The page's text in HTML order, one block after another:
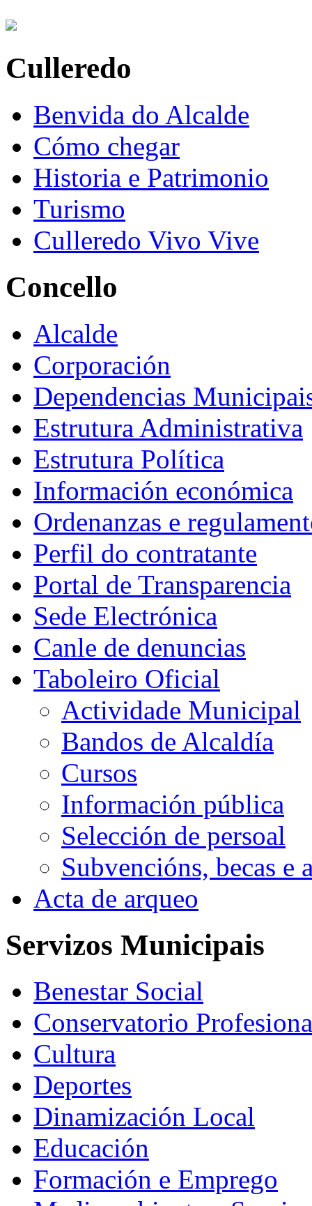
Culleredo
Benvida do Alcalde
Cómo chegar
Historia e Patrimonio
Turismo
Culleredo Vivo Vive
Concello
Alcalde
Corporación
Dependencias
Estrutura Administrativa
Estrutura Política
Información económica
Ordenanzas e
Perfil do contratante
Portal de Transparencia
Sede Electrónica
Canle de denuncias
Taboleiro Oficial
Actividade Municipal
Bandos de Alcaldía
Cursos
Información pública
Selección de persoal
Subvencións, becas e
Acta de arqueo
Servizos Municipais
Benestar Social
Conservatorio
Cultura
Deportes
Dinamización Local
Educación
Formación e Emprego